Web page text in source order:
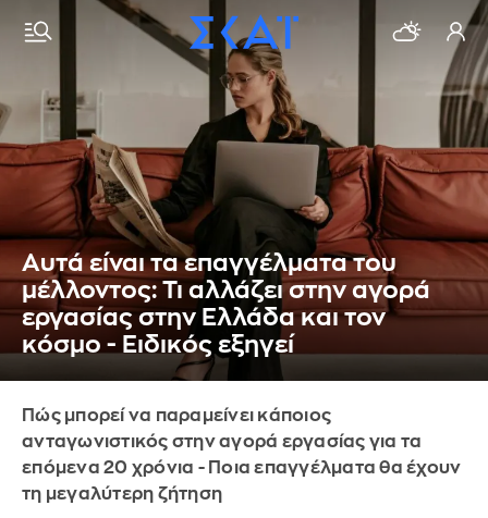
Αυτά είναι τα επαγγέλματα του
μέλλοντος: Τι αλλάζει στην αγορά
εργασίας στην Ελλάδα και τον
κόσμο - Ειδικός εξηγεί
Πώς μπορεί να παραμείνει κάποιος
ανταγωνιστικός στην αγορά εργασίας για τα
επόμενα 20 χρόνια - Ποια επαγγέλματα θα έχουν
τη μεγαλύτερη ζήτηση